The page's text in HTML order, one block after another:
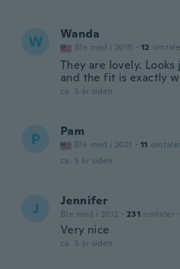
W Wanda
Ble med i 2015 · 12
They are lovely.
and the fit is exactly
ca. 5 år siden
P Pam
Ble med i 2021 · 11
ca. 5 år siden
J Jennifer
Ble med i 2012 · 231 omtaler ·
Very nice
ca. 5 år siden